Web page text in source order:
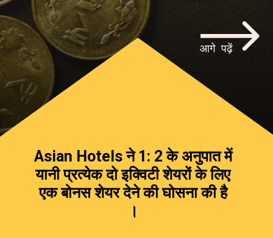
Asian Hotels ने 1: 2 के अनुपात में
यानी प्रत्येक दो इक्विटी शेयरों के लिए
एक बोनस शेयर देने की घोसना की है
।
आगे पढ़ें